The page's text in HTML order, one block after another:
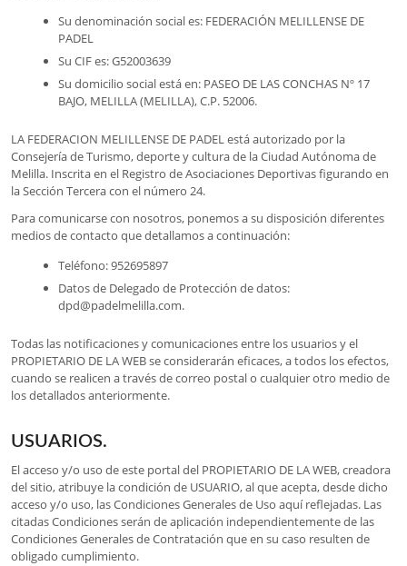
Su denominación social es: FEDERACIÓN MELILLENSE DE
PADEL
Su CIF es: G52003639
Su domicilio social está en: PASEO DE LAS CONCHAS Nº 17
BAJO, MELILLA (MELILLA), C.P. 52006.
LA FEDERACION MELILLENSE DE PADEL está autorizado por la
Consejería de Turismo, deporte y cultura de la Ciudad Autónoma de
Melilla. Inscrita en el Registro de Asociaciones Deportivas figurando en
la Sección Tercera con el número 24.
Para comunicarse con nosotros, ponemos a su disposición diferentes
medios de contacto que detallamos a continuación:
Teléfono: 952695897
Datos de Delegado de Protección de datos:
dpd@padelmelilla.com.
Todas las notificaciones y comunicaciones entre los usuarios y el
PROPIETARIO DE LA WEB se considerarán eficaces, a todos los efectos,
cuando se realicen a través de correo postal o cualquier otro medio de
los detallados anteriormente.
USUARIOS.
El acceso y/o uso de este portal del PROPIETARIO DE LA WEB, creadora
del sitio, atribuye la condición de USUARIO, al que acepta, desde dicho
acceso y/o uso, las Condiciones Generales de Uso aquí reflejadas. Las
citadas Condiciones serán de aplicación independientemente de las
Condiciones Generales de Contratación que en su caso resulten de
obligado cumplimiento.